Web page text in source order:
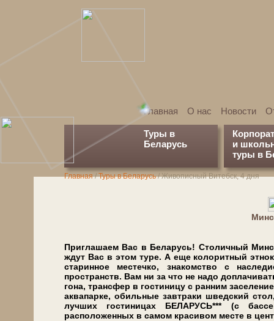
Главная О нас Новости
Туры в
Беларусь
и
туры в
Главная/Туры в Беларусь/Живописный Витебск, 4 дня
Приглашаем Вас в Бе­ла­русь! Столичный
ждут Вас в этом ту­ре. А еще ко­ло­рит­ный
ста­рин­ное ме­стеч­ко, знакомство с
пространств. Вам ни за что не на­до
го­на, транс­фер в го­сти­ни­цу с ран­ним
ак­ва­пар­ке, обильные завтраки швед­ский
луч­ших го­сти­ни­цах БЕЛАРУСЬ*** (с
расположенных в самом красивом месте в